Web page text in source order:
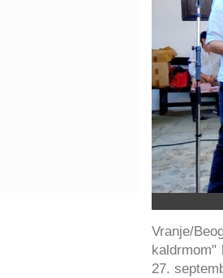
Vranje/
kaldrmom"
27.